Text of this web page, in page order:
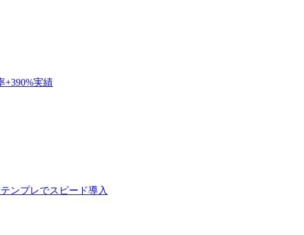
+390%実績
ンプレでスピード導入